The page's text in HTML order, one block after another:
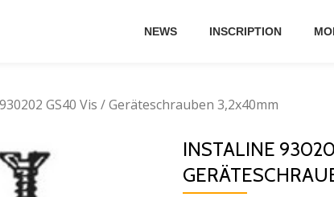
NEWS INSCRIPTION
GS40 Vis / Geräteschrauben 3,2x40mm
INSTALINE